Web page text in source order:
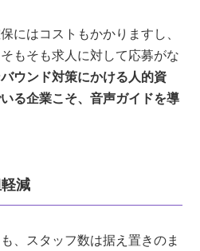
にはコストもかかりますし、
もそも求人に対して応募がな
ウンド対策にかける人的資
る企業こそ、音声ガイドを導
減
、スタッフ数は据え置きのま